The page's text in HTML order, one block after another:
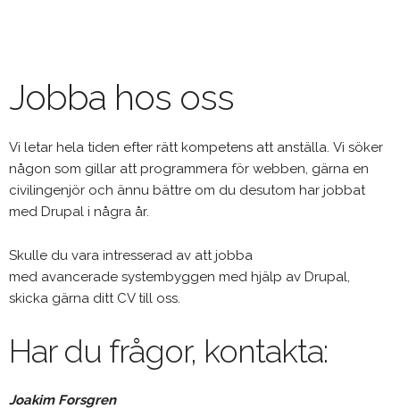
Jobba hos oss
Vi letar hela tiden efter rätt kompetens att anställa. Vi söker
någon som gillar att programmera för webben, gärna en
civilingenjör och ännu bättre om du desutom har jobbat
med Drupal i några år.
Skulle du vara intresserad av att jobba
med avancerade systembyggen med hjälp av Drupal,
skicka gärna ditt CV till oss.
Har du frågor, kontakta:
Joakim Forsgren